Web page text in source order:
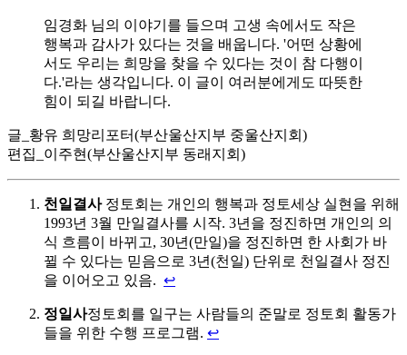
임경화 님의 이야기를 들으며 고생 속에서도 작은
행복과 감사가 있다는 것을 배웁니다. '어떤 상황에
서도 우리는 희망을 찾을 수 있다는 것이 참 다행이
다.'라는 생각입니다. 이 글이 여러분에게도 따뜻한
힘이 되길 바랍니다.
글_황유 희망리포터(부산울산지부 중울산지회)
편집_이주현(부산울산지부 동래지회)
천일결사정토회는 개인의 행복과 정토세상 실현을 위해
1993년 3월 만일결사를 시작. 3년을 정진하면 개인의 의
식 흐름이 바뀌고, 30년(만일)을 정진하면 한 사회가 바
뀔 수 있다는 믿음으로 3년(천일) 단위로 천일결사 정진
을 이어오고 있음. ↩
정일사정토회를 일구는 사람들의 준말로 정토회 활동가
들을 위한 수행 프로그램. ↩